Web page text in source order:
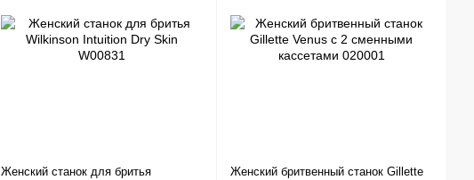
Женский станок для бритья
Женский бритвенный станок Gillette